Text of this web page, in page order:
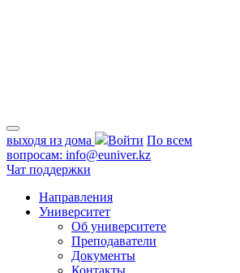
выходя из дома
Войти По всем
вопросам: info@euniver.kz
Чат поддержки
Направления
Университет
Об университете
Преподаватели
Документы
Контакты